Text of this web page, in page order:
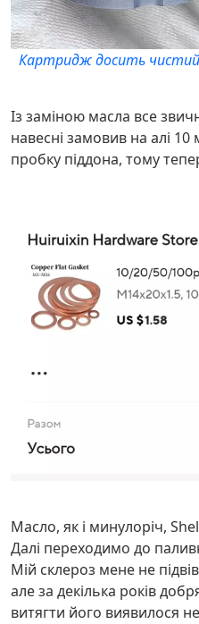
Картридж досить
Із заміною масла все
навесні замовив на алі
пробку піддона, тому
Масло, як і минулоріч,
Далі переходимо до
Мій склероз мене не
але за декілька років
витягти його виявилося